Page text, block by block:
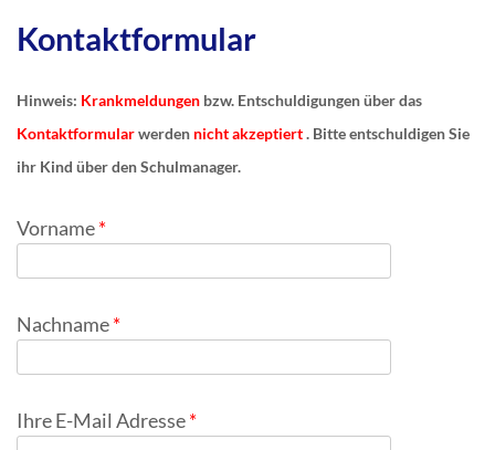
Kontaktformular
Hinweis: Krankmeldungen bzw. Entschuldigungen über das
Kontaktformularwerden nicht akzeptiert. Bitte entschuldigen Sie
ihr Kind über den Schulmanager.
Vorname
Nachname
Ihre E-Mail Adresse